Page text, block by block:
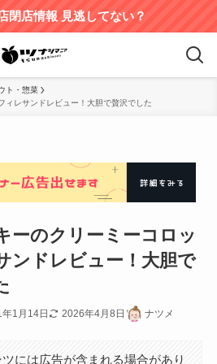
閉店情報 見逃してない？
ト・惣菜
ィレサンドレビュー！大胆で贅沢でした
ーのクリーミーコロッ
ンドレビュー！大胆で
1月14日 2026年4月8日 ナツメ
には広告が含まれる場合があり